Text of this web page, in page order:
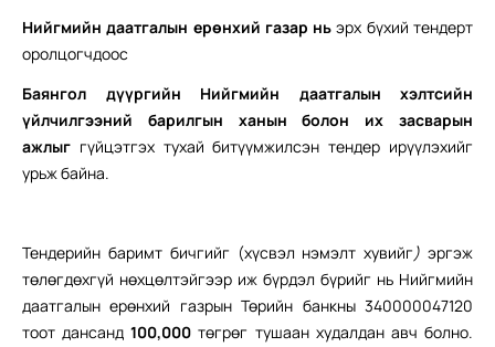
Нийгмийн даатгалын ерөнхий газар нь эрх бүхий тендерт
оролцогчдоос
Баянгол дүүргийн Нийгмийн даатгалын хэлтсийн
үйлчилгээний барилгын ханын болон их засварын
ажлыг гүйцэтгэх тухай битүүмжилсэн тендер ирүүлэхийг
урьж байна.
Тендерийн баримт бичгийг (хүсвэл нэмэлт хувийг)эргэж
төлөгдөхгүй нөхцөлтэйгээр иж бүрдэл бүрийг нь Нийгмийн
даатгалын ерөнхий газрын Төрийн банкны 340000047120
тоот дансанд100,000 төгрөг тушаан худалдан авч болно.